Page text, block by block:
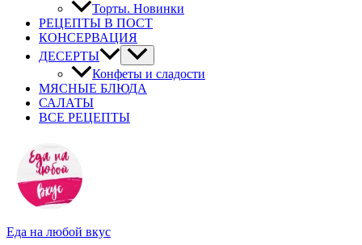
Торты. Новинки
РЕЦЕПТЫ В ПОСТ
КОНСЕРВАЦИЯ
ДЕСЕРТЫ
Конфеты и сладости
МЯСНЫЕ БЛЮДА
САЛАТЫ
ВСЕ РЕЦЕПТЫ
Еда на любой вкус